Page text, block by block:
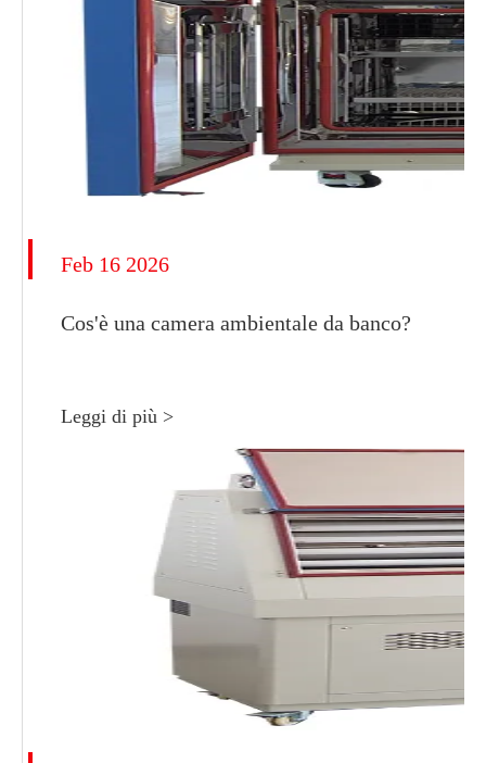
Feb 16 2026
Cos'è una camera ambientale da banco?
Leggi di più >